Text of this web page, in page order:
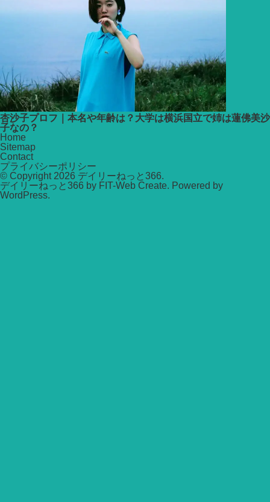
杏沙子プロフ｜本名や年齢は？大学は横浜国立で姉は蓮佛美沙
子なの？
Home
Sitemap
Contact
プライバシーポリシー
© Copyright 2026 デイリーねっと366.
デイリーねっと366 by FIT-Web Create. Powered by
WordPress.